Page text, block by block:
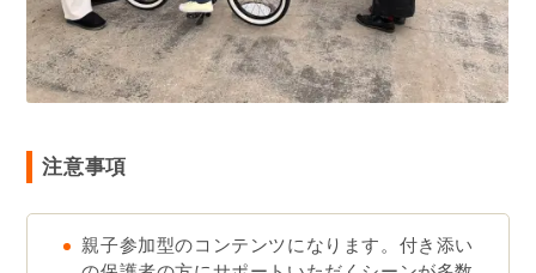
注意事項
親子参加型のコンテンツになります。付き添い